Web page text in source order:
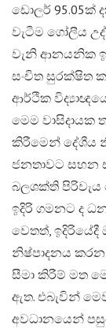
ඩොලර් 95.05ක්
වැටීම ගෝලීය
වැනි ආනයනික
සංචිත සුරක්ෂිත
ආර්ථික
මෙම
කිරීමෙන් දේශීය
ජනතාවට සහන
බලශක්ති
ඉදිරි ගමනට ද
වෙතත්, ඉදිරියේදී
නිෂ්පාදනය
සීමා කිරීම් මත
ඇත. එබැවින්
අවධානයෙන්